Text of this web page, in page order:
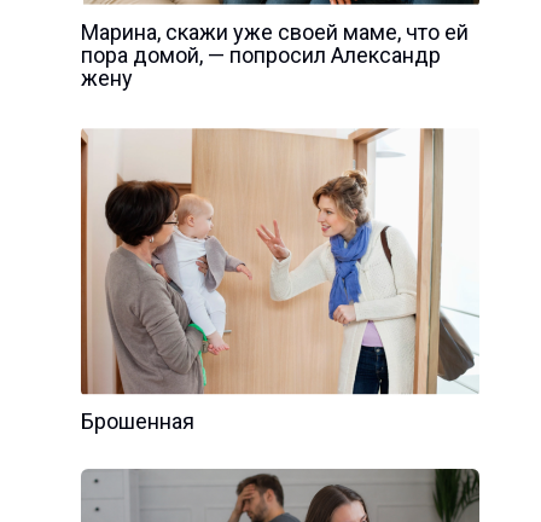
Марина, скажи уже своей маме, что ей
пора домой, — попросил Александр
жену
Брошенная